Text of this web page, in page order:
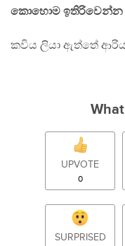
කොහොම ඉතිරිවෙන්න
කවිය ලියා ඇත්තේ
UPVOTE
0
SURPRISED